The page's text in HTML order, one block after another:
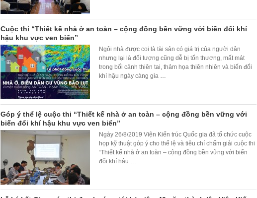
Cuộc thi “Thiết kế nhà ở an toàn – cộng đồng bền vững với biến đổi khí
hậu khu vực ven biển”
Ngôi nhà được coi là tài sản có giá trị của người dân
nhưng lại là đối tượng cũng dễ bị tổn thương, mất mát
trong bối cảnh thiên tai, thảm họa thiên nhiên và biến đổi
khí hậu ngày càng gia …
Góp ý thể lệ cuộc thi “Thiết kế nhà ở an toàn – cộng đồng bền vững với
biến đổi khí hậu khu vực ven biển”
Ngày 26/8/2019 Viện Kiến trúc Quốc gia đã tổ chức cuộc
họp kỹ thuật góp ý cho thể lệ và tiêu chí chấm giải cuộc thi
“Thiết kế nhà ở an toàn – cộng đồng bền vững với biến
đổi khí hậu …